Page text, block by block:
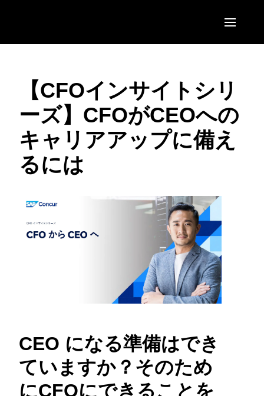
United States (English)
Canada (English)
Canada (Français)
EUROPE
United Kingdom (English)
France (Français)
Nederlands (English)
Sweden (English)
Denmark (English)
Finland (English)
España (Español)
Norway (English)
ASIA PACIFIC
Australia (English)
日本（日本語)
Singapore (English)
【CFOインサイトシリ
ーズ】CFOがCEOへの
キャリアアップに備え
るには
CEO になる準備はでき
ていますか？そのため
にCFOにできることを